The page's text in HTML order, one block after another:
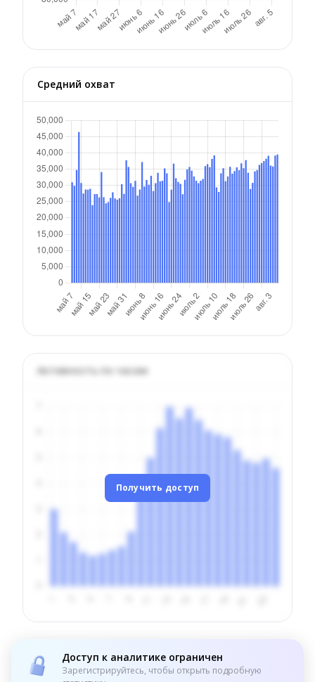
Средний охват
Активность по часам
Получить доступ
Доступ к аналитике ограничен
Зарегистрируйтесь, чтобы открыть подробную